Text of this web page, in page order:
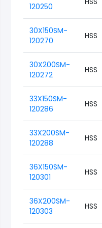
120250
30X150SM-
120270
HSS
30X200SM-
120272
HSS
33X150SM-
120286
HSS
33X200SM-
120288
HSS
36X150SM-
120301
HSS
36X200SM-
120303
HSS